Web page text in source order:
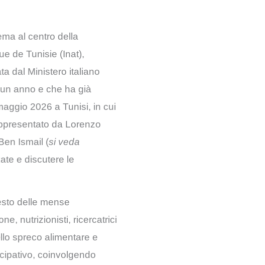
al centro della
de Tunisie (Inat),
dal Ministero italiano
anno e che ha già
2026 a Tunisi, in cui
da Lorenzo
Ismail (si veda
e discutere le
delle mense
nutrizionisti, ricercatrici
spreco alimentare e
coinvolgendo